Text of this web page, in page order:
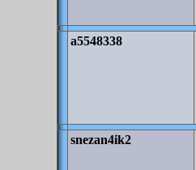
a5548338
snezan4ik2